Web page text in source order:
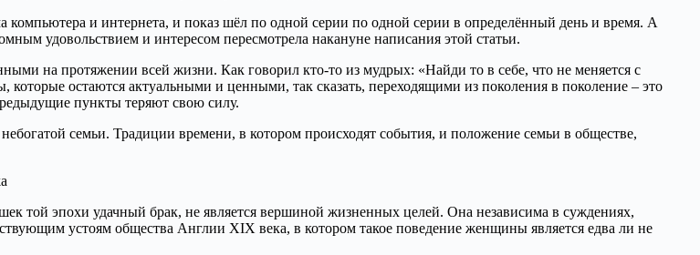
и интернета, и показ шёл по одной серии по одной серии в определённый день и время. А
удовольствием и интересом пересмотрела накануне написания этой статьи.
на протяжении всей жизни. Как говорил кто-то из мудрых: «Найди то в себе, что не меняется с
остаются актуальными и ценными, так сказать, переходящими из поколения в поколение – это
пункты теряют свою силу.
семьи. Традиции времени, в котором происходят события, и положение семьи в обществе,
той эпохи удачный брак, не является вершиной жизненных целей. Она независима в суждениях,
устоям общества Англии XIX века, в котором такое поведение женщины является едва ли не